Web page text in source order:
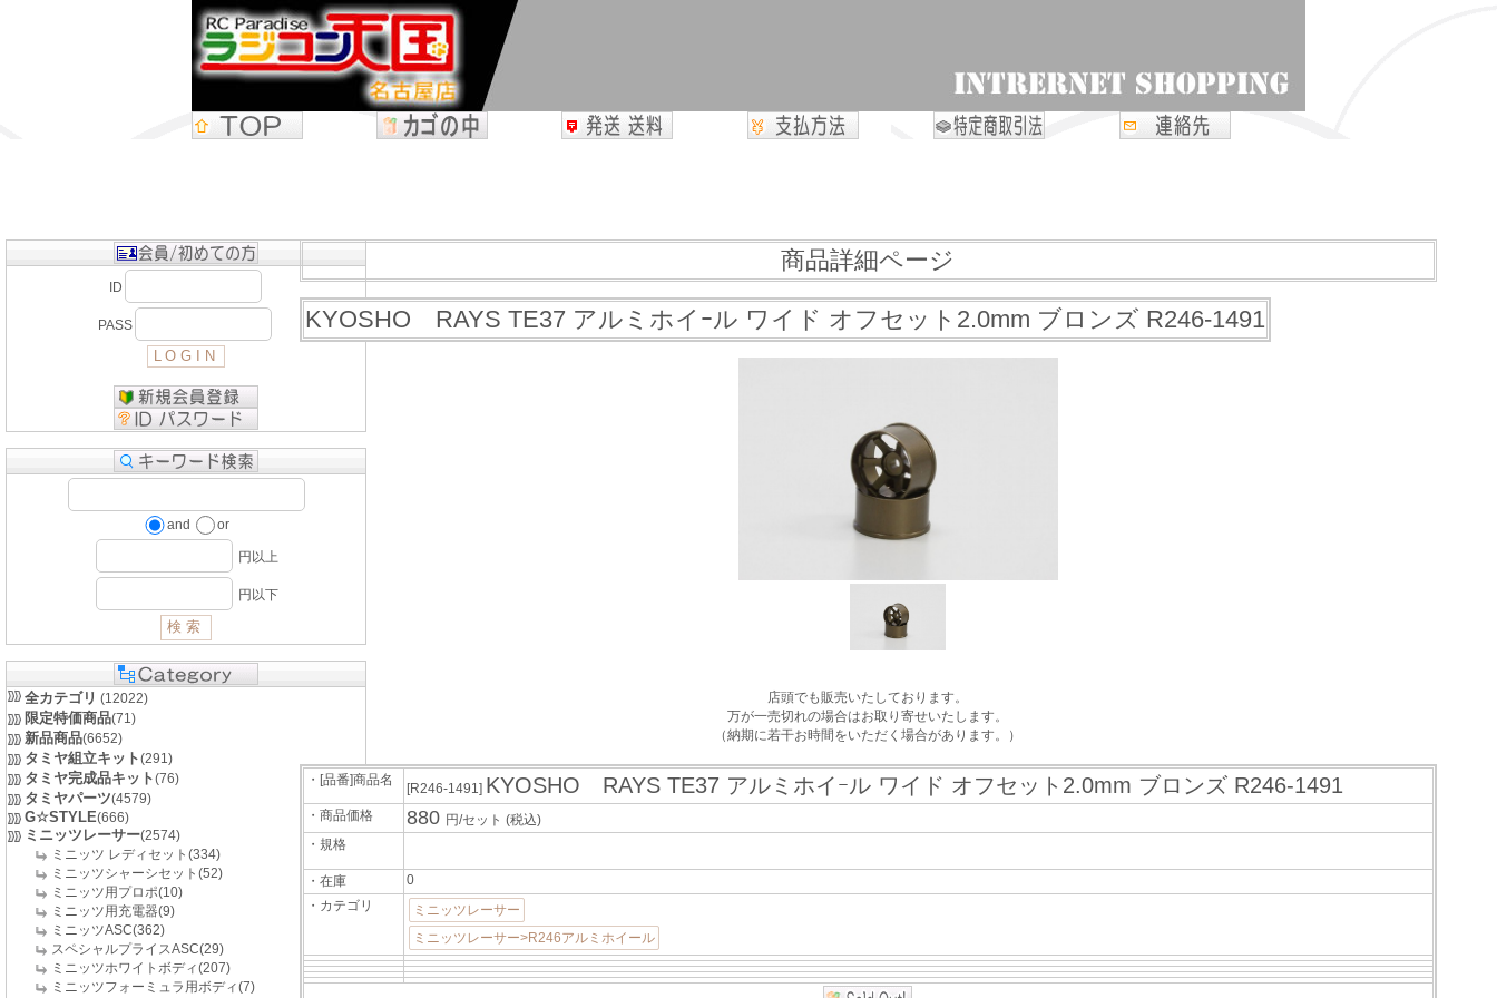
ID
PASS
and or
円以上
円以下
全カテゴリ (12022)
限定特価商品(71)
新品商品(6652)
タミヤ組立キット(291)
タミヤ完成品キット(76)
タミヤパーツ(4579)
G☆STYLE(666)
ミニッツレーサー(2574)
ミニッツ レディセット(334)
ミニッツシャーシセット(52)
ミニッツ用プロポ(10)
ミニッツ用充電器(9)
ミニッツASC(362)
スペシャルプライスASC(29)
ミニッツホワイトボディ(207)
ミニッツフォーミュラ用ボディ(7)
商品詳細ページ
KYOSHO RAYS TE37 アルミホイｰル ワイド オフセット2.0mm ブロンズ R246-1491
店頭でも販売いたしております。
万が一売切れの場合はお取り寄せいたします。
（納期に若干お時間をいただく場合があります。）
・[品番]商品名
[R246-1491] KYOSHO RAYS TE37 アルミホイｰル ワイド オフセット2.0mm ブロンズ R246-1491
・商品価格 880 円/セット (税込)
・規格
・在庫
0
・カテゴリ
ミニッツレーサー
ミニッツレーサー>R246アルミホイール